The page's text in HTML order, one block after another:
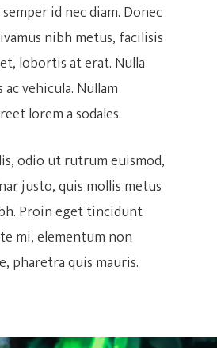
or ESC to close
id nec diam. Donec
nibh metus, facilisis
lobortis at erat. Nulla
vehicula. Nullam
lorem a sodales.
odio ut rutrum euismod,
justo, quis mollis metus
Proin eget tincidunt
mi, elementum non
pharetra quis mauris.